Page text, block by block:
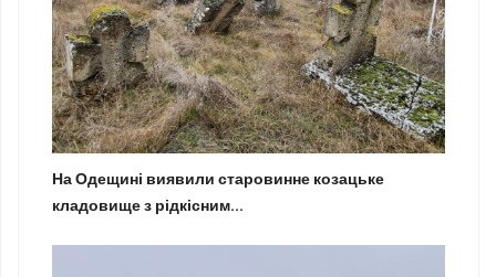
На Одещині виявили старовинне козацьке
кладовище з рідкісним...